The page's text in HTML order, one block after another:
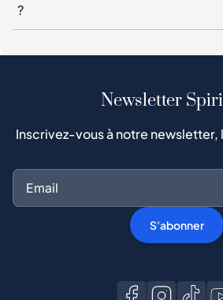
?
Newsletter
Inscrivez-vous à notre newsletter,
S'abonner